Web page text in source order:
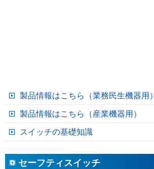
製品情報はこちら（業務民生機器用）
製品情報はこちら（産業機器用）
スイッチの基礎知識
セーフティスイッチ